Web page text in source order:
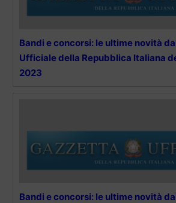
Bandi e concorsi: le ultime novità
Ufficiale della Repubblica Italiana
2023
Bandi e concorsi: le ultime novità